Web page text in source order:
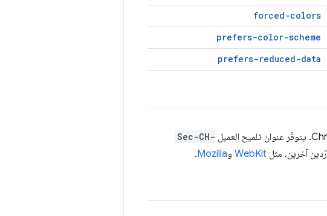
forced-colors
prefers-color-scheme
prefers-reduced-data
Sec-CH-
WebKit وMozilla
.